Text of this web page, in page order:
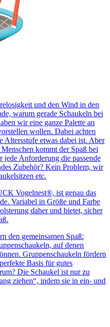
und den Wind in den
warum gerade Schaukeln bei
wir eine ganze Palette an
wollen. Dabei achten
Altersstufe etwas dabei ist. Aber
kommt der Spaß bei
Anforderung die passende
Zubehör? Kein Problem, wir
etc.
Vogelnest®, ist genau das
Variabel in Größe und Farbe
daher und bietet, sicher
den gemeinsamen Spaß:
auf denen
Gruppenschaukeln fördern
Basis für gutes
Die Schaukel ist nur zu
ziehen“, indem sie in ein- und